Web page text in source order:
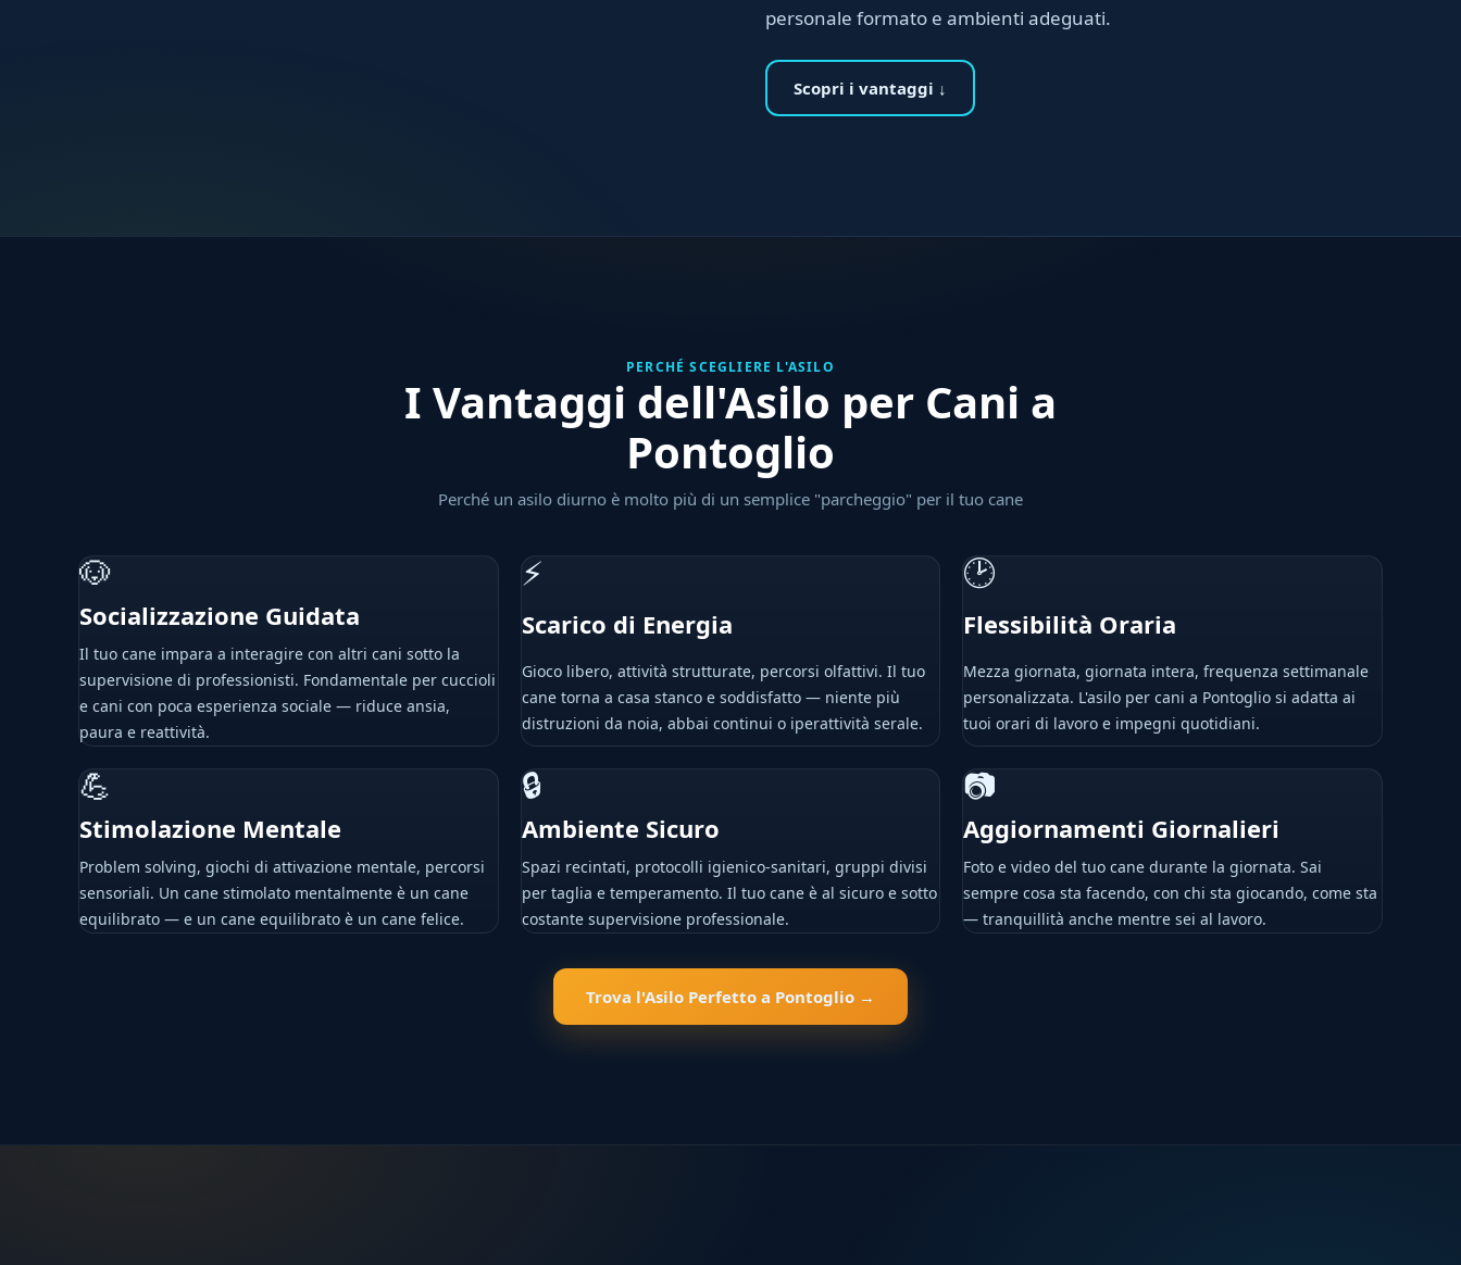
personale formato e ambienti adeguati.
Scopri i vantaggi ↓
PERCHÉ SCEGLIERE L'ASILO
I Vantaggi dell'Asilo per Cani a
Pontoglio
Perché un asilo diurno è molto più di un semplice "parcheggio" per il tuo cane
🐶
Socializzazione Guidata
Il tuo cane impara a interagire con altri cani sotto la
supervisione di professionisti. Fondamentale per cuccioli
e cani con poca esperienza sociale — riduce ansia,
paura e reattività.
⚡
Scarico di Energia
Gioco libero, attività strutturate, percorsi olfattivi. Il tuo
cane torna a casa stanco e soddisfatto — niente più
distruzioni da noia, abbai continui o iperattività serale.
🕑
Flessibilità Oraria
Mezza giornata, giornata intera, frequenza settimanale
personalizzata. L'asilo per cani a Pontoglio si adatta ai
tuoi orari di lavoro e impegni quotidiani.
💪
Stimolazione Mentale
Problem solving, giochi di attivazione mentale, percorsi
sensoriali. Un cane stimolato mentalmente è un cane
equilibrato — e un cane equilibrato è un cane felice.
🔒
Ambiente Sicuro
Spazi recintati, protocolli igienico-sanitari, gruppi divisi
per taglia e temperamento. Il tuo cane è al sicuro e sotto
costante supervisione professionale.
📷
Aggiornamenti Giornalieri
Foto e video del tuo cane durante la giornata. Sai
sempre cosa sta facendo, con chi sta giocando, come sta
— tranquillità anche mentre sei al lavoro.
Trova l'Asilo Perfetto a Pontoglio →